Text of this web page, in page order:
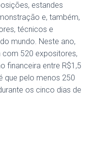
estandes
e, também,
técnicos e
mundo. Neste ano,
com 520 expositores,
financeira entre R$1,5
que pelo menos 250
os cinco dias de